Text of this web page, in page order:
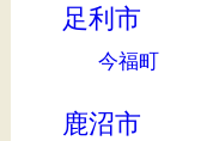
足利市
今福町
鹿沼市